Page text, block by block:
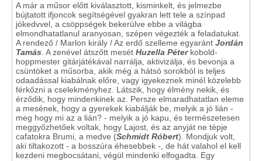
A már a műsor előtt kiválasztott, kisminkelt, és jelmezbe
bújtatott ifjoncok segítségével gyakran lett tele a színpad
jókedvvel, a csöppségek bekerülve ebbe a világba
elmondhatatlanul aranyosan, szépen végezték a feladatukat.
A rendező / Marlon király / Az erdő szelleme egyaránt Jordán
Tamás . A zenével átszőtt mesét Huzella Péterkobold-
hoppmester gitárjátékával narrálja, aktivizálja, és bevonja a
csüntöket a műsorba, akik még a hátsó sorokból is teljes
odaadással kiabálnak előre, vagy igyekeznek minél közelebb
férkőzni a cselekményhez. Látszik, hogy élmény nekik, és
érződik, hogy mindenkinek az. Persze elmaradhatatlan eleme
a mesének, hogy a gyerekek kiabálják be, melyik a jó lián -
meg hogy mi az a lián? - melyik a jó kapu, és természetesen
meggyőzhetőek voltak, hogy Lajost, és az anyját ne tépje
cafatokra Brumi, a medve (Schmidt Róbert). Mondjuk volt,
aki tiltakozott - a bosszúra éhesebbek -, de hát valahol el kell
kezdeni megbocsátani, végül mindenki elfogadta. Egy